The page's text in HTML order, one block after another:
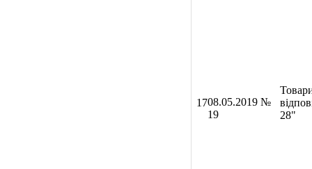
1708.05.2019 №
19
28"